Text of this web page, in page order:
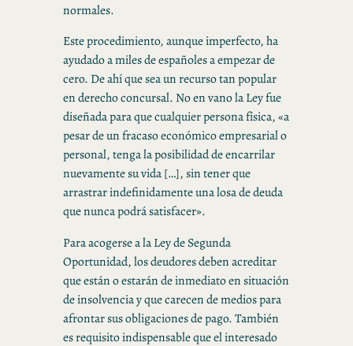
normales.
Este procedimiento, aunque imperfecto, ha
ayudado a miles de españoles a empezar de
cero. De ahí que sea un recurso tan popular
en derecho concursal. No en vano la Ley fue
diseñada para que cualquier persona física, «a
pesar de un fracaso económico empresarial o
personal, tenga la posibilidad de encarrilar
nuevamente su vida […], sin tener que
arrastrar indefinidamente una losa de deuda
que nunca podrá satisfacer».
Para acogerse a la Ley de Segunda
Oportunidad, los deudores deben acreditar
que están o estarán de inmediato en situación
de insolvencia y que carecen de medios para
afrontar sus obligaciones de pago. También
es requisito indispensable que el interesado